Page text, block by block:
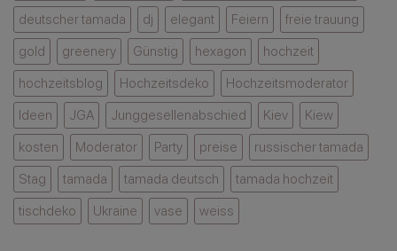
deutscher tamada
dj elegant Feiern
freie trauung
gold
greenery Günstig hexagon
hochzeit
hochzeitsblog
Hochzeitsdeko
Hochzeitsmoderator
Ideen
JGA Junggesellenabschied Kiev
Kiew
kosten
Moderator Party preise
russischer tamada
Stag
tamada tamada deutsch
tamada hochzeit
tischdeko
Ukraine vase weiss